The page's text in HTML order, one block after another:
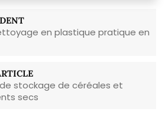
en plastique pratique en
stockage de céréales et
secs